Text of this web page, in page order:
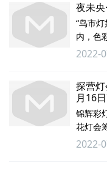
花篮顶
现花瓣
外，园
中，海
夜未
“鸟市
内，色
华灯点
王彩
歌燕舞
山”的
营造“
观。一
2022-
探营
月16
锦辉彩
花灯会
作，落
灯会
2022-